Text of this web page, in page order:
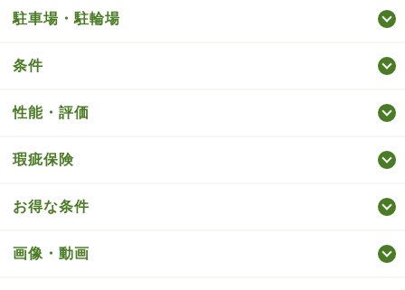
駐車場・駐輪場
条件
性能・評価
瑕疵保険
お得な条件
画像・動画